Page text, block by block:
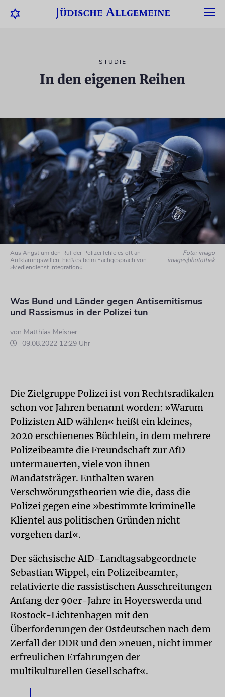
STUDIE
In den eigenen Reihen
Aus Angst um den Ruf der Polizei fehle es oft an
Aufklärungswillen, hieß es beim Fachgespräch von
»Mediendienst Integration«.
Foto: imago
images/photothek
Was Bund und Länder gegen Antisemitismus
und Rassismus in der Polizei tun
von Matthias Meisner
09.08.2022 12:29 Uhr
Die Zielgruppe Polizei ist von Rechtsradikalen
schon vor Jahren benannt worden: »Warum
Polizisten AfD wählen« heißt ein kleines,
2020 erschienenes Büchlein, in dem mehrere
Polizeibeamte die Freundschaft zur AfD
untermauerten, viele von ihnen
Mandatsträger. Enthalten waren
Verschwörungstheorien wie die, dass die
Polizei gegen eine »bestimmte kriminelle
Klientel aus politischen Gründen nicht
vorgehen darf«.
Der sächsische AfD-Landtagsabgeordnete
Sebastian Wippel, ein Polizeibeamter,
relativierte die rassistischen Ausschreitungen
Anfang der 90er-Jahre in Hoyerswerda und
Rostock-Lichtenhagen mit den
Überforderungen der Ostdeutschen nach dem
Zerfall der DDR und den »neuen, nicht immer
erfreulichen Erfahrungen der
multikulturellen Gesellschaft«.